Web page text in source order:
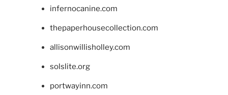
infernocanine.com
thepaperhousecollection.com
allisonwillisholley.com
solslite.org
portwayinn.com